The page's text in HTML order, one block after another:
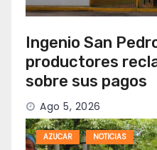
Ingenio San
productores
sobre sus pagos
Ago 5, 2026
AZUCAR NOTICIAS